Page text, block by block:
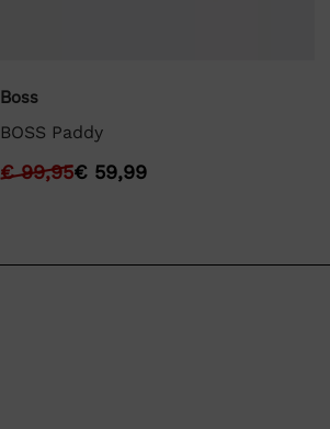
Boss
BOSS Paddy
€99,95€59,99